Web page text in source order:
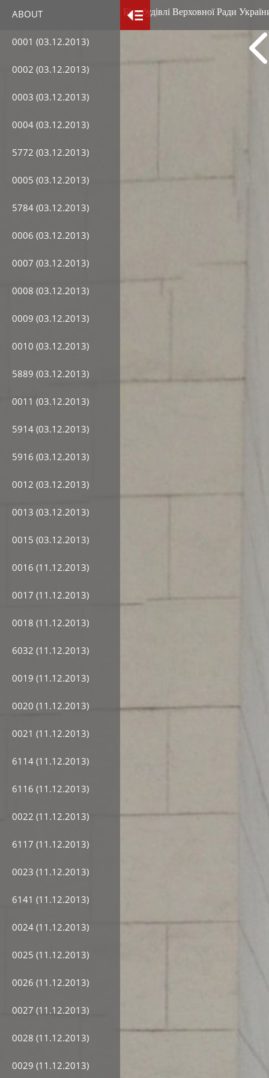
ABOUT
0001 (03.12.2013)
0002 (03.12.2013)
0003 (03.12.2013)
0004 (03.12.2013)
5772 (03.12.2013)
0005 (03.12.2013)
5784 (03.12.2013)
0006 (03.12.2013)
0007 (03.12.2013)
0008 (03.12.2013)
0009 (03.12.2013)
0010 (03.12.2013)
5889 (03.12.2013)
0011 (03.12.2013)
5914 (03.12.2013)
5916 (03.12.2013)
0012 (03.12.2013)
0013 (03.12.2013)
0015 (03.12.2013)
0016 (11.12.2013)
0017 (11.12.2013)
0018 (11.12.2013)
6032 (11.12.2013)
0019 (11.12.2013)
0020 (11.12.2013)
0021 (11.12.2013)
6114 (11.12.2013)
6116 (11.12.2013)
0022 (11.12.2013)
6117 (11.12.2013)
0023 (11.12.2013)
6141 (11.12.2013)
0024 (11.12.2013)
0025 (11.12.2013)
0026 (11.12.2013)
0027 (11.12.2013)
0028 (11.12.2013)
0029 (11.12.2013)
Біля будівлі Верховної Ради